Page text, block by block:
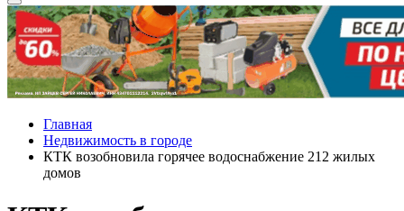
Главная
Недвижимость в городе
КТК возобновила горячее водоснабжение 212 жилых
домов